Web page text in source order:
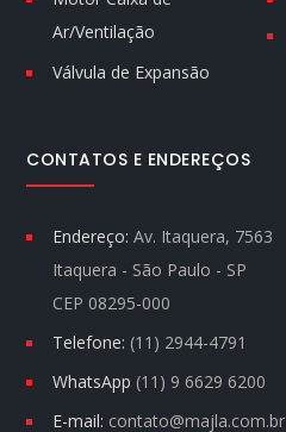
Ar/Ventilação
Válvula de Expansão
CONTATOS E ENDEREÇOS
Endereço: Av. Itaquera, 7563
Itaquera - São Paulo - SP
CEP 08295-000
Telefone: (11) 2944-4791
WhatsApp (11) 9 6629 6200
E-mail: contato@majla.com.br